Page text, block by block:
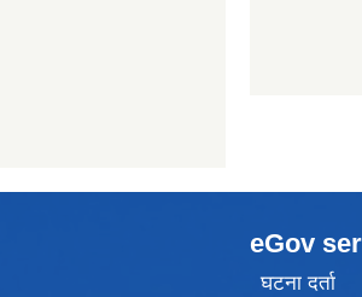
eGov
घटना दर्ता